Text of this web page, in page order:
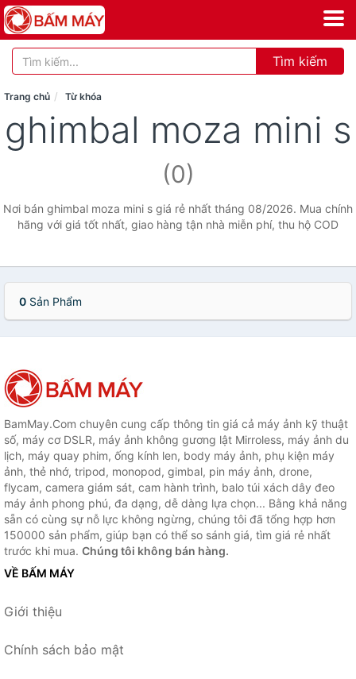
Tìm kiếm
Trang chủ Từ khóa
ghimbal moza mini s
(0)
Nơi bán ghimbal moza mini s giá rẻ nhất tháng 08/2026. Mua chính
hãng với giá tốt nhất, giao hàng tận nhà miễn phí, thu hộ COD
0 Sản Phẩm
BamMay.Com chuyên cung cấp thông tin giá cả máy ảnh kỹ thuật
số, máy cơ DSLR, máy ảnh không gương lật Mirroless, máy ảnh du
lịch, máy quay phim, ống kính len, body máy ảnh, phụ kiện máy
ảnh, thẻ nhớ, tripod, monopod, gimbal, pin máy ảnh, drone,
flycam, camera giám sát, cam hành trình, balo túi xách dây đeo
máy ảnh phong phú, đa dạng, dễ dàng lựa chọn... Bằng khả năng
sẵn có cùng sự nỗ lực không ngừng, chúng tôi đã tổng hợp hơn
150000 sản phẩm, giúp bạn có thể so sánh giá, tìm giá rẻ nhất
trước khi mua. Chúng tôi không bán hàng.
VỀ BẤM MÁY
Giới thiệu
Chính sách bảo mật